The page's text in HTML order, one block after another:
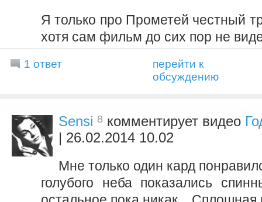
Я только про Прометей честный
хотя сам фильм до сих пор не
1 ответ
перейти к
обсуждению
Sensi 8 комментирует видео
| 26.02.2014 10.02
Мне только один кард
голубого неба показались